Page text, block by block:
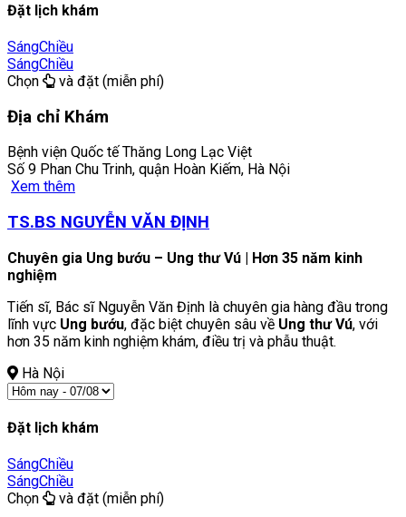
Đặt lịch khám
SángChiều
SángChiều
Chọn
và đặt (miễn phí)
Địa chỉ Khám
Bệnh viện Quốc tế Thăng Long Lạc Việt
Số 9 Phan Chu Trinh, quận Hoàn Kiếm, Hà Nội
Xem thêm
TS.BS NGUYỄN VĂN ĐỊNH
Chuyên gia Ung bướu – Ung thư Vú | Hơn 35 năm kinh
nghiệm
Tiến sĩ, Bác sĩ Nguyễn Văn Định là chuyên gia hàng đầu trong
lĩnh vực Ung bướu, đặc biệt chuyên sâu về Ung thư Vú, với
hơn 35 năm kinh nghiệm khám, điều trị và phẫu thuật.
Hà Nội
Đặt lịch khám
SángChiều
SángChiều
Chọn
và đặt (miễn phí)